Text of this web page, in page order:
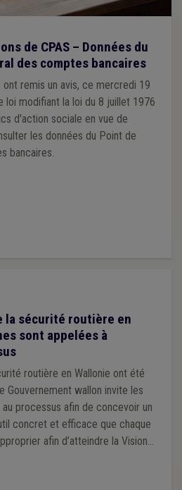
de CPAS – Données du
des comptes bancaires
ont remis un avis, ce mercredi 19
loi modifiant la loi du 8 juillet 1976
d'action sociale en vue de
les données du Point de
bancaires.
la sécurité routière en
sont appelées à
routière en Wallonie ont été
Gouvernement wallon invite les
processus afin de concevoir un
concret et efficace que chaque
afin d’atteindre la Vision